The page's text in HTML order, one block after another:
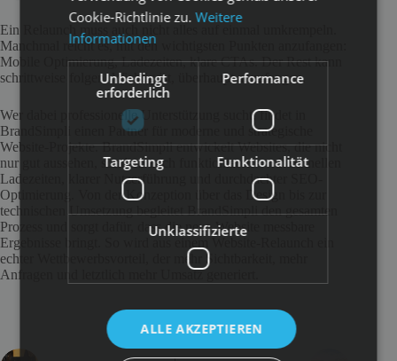
Ein Relaunch muss auch nicht alles auf einmal umkrempeln.
Manchmal reicht es, mit den wichtigsten Punkten anzufangen:
Mobile Optimierung, Ladezeiten, klare CTAs. Der Rest kann
schrittweise folgen. Wichtig ist, überhaupt anzufangen.
Wer dabei professionelle Unterstützung sucht, findet in
BrandSimpli einen Partner für moderne und strategische
Website-Projekte. BrandSimpli entwickelt Websites, die nicht
nur gut aussehen, sondern auch funktionieren – mit schnellen
Ladezeiten, klarer Nutzerführung und durchdachter SEO-
Optimierung. Von der Konzeption über das Design bis zur
technischen Umsetzung begleitet BrandSimpli den gesamten
Prozess und sorgt dafür, dass die neue Website messbare
Ergebnisse bringt. So wird aus einem Website-Relaunch ein
echter Wettbewerbsvorteil, der mehr Sichtbarkeit, mehr
Anfragen und letztlich mehr Umsatz generiert.
Cookie-Richtlinie zu.Weitere
Informationen
Unbedingt
erforderlich
Performance
Targeting Funktionalität
Unklassifizierte
ALLE AKZEPTIEREN